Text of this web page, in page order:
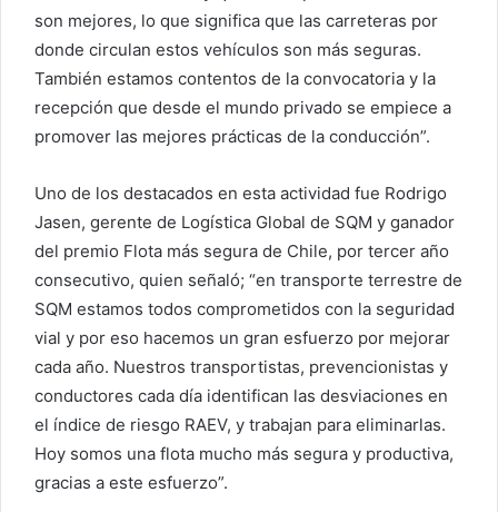
son mejores, lo que significa que las carreteras por
donde circulan estos vehículos son más seguras.
También estamos contentos de la convocatoria y la
recepción que desde el mundo privado se empiece a
promover las mejores prácticas de la conducción”.
Uno de los destacados en esta actividad fue Rodrigo
Jasen, gerente de Logística Global de SQM y ganador
del premio Flota más segura de Chile, por tercer año
consecutivo, quien señaló; “en transporte terrestre de
SQM estamos todos comprometidos con la seguridad
vial y por eso hacemos un gran esfuerzo por mejorar
cada año. Nuestros transportistas, prevencionistas y
conductores cada día identifican las desviaciones en
el índice de riesgo RAEV, y trabajan para eliminarlas.
Hoy somos una flota mucho más segura y productiva,
gracias a este esfuerzo”.